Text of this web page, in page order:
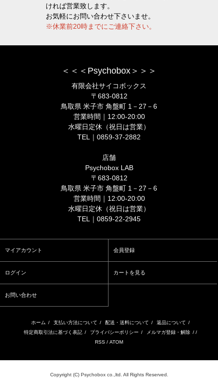
ければ営業致します。
お気軽にお問い合わせ下さいませ。
※休業前20時までにご連絡下さい。
＜＜＜Psychobox＞＞＞
有限会社サイコボックス
〒683-0812
鳥取県 米子市 角盤町 1－27－6
営業時間｜12:00-20:00
水曜日定休（祝日は営業）
TEL｜0859-37-2882
店舗
Psychobox LAB
〒683-0812
鳥取県 米子市 角盤町 1－27－6
営業時間｜12:00-20:00
水曜日定休（祝日は営業）
TEL｜0859-22-2945
マイアカウント 会員登録
ログイン カートを見る
お問い合わせ
ホーム / 支払い方法について / 配送・送料について / 返品について /
特定商取引法に基づく表記 / プライバシーポリシー / メルマガ登録・解除 / /
RSS / ATOM
Copyright (C) Psychobox co.,ltd. All Rights Reserved.